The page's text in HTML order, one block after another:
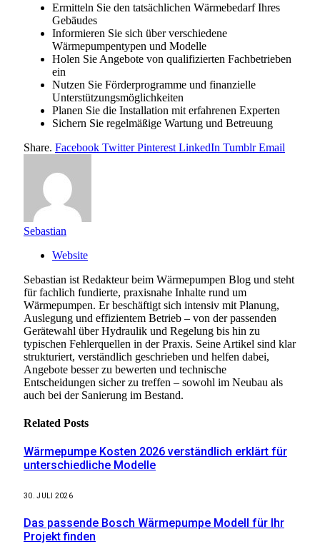
Ermitteln Sie den tatsächlichen Wärmebedarf Ihres
Gebäudes
Informieren Sie sich über verschiedene
Wärmepumpentypen und Modelle
Holen Sie Angebote von qualifizierten Fachbetrieben
ein
Nutzen Sie Förderprogramme und finanzielle
Unterstützungsmöglichkeiten
Planen Sie die Installation mit erfahrenen Experten
Sichern Sie regelmäßige Wartung und Betreuung
Share. Facebook Twitter Pinterest LinkedIn Tumblr Email
Sebastian
Website
Sebastian ist Redakteur beim Wärmepumpen Blog und steht
für fachlich fundierte, praxisnahe Inhalte rund um
Wärmepumpen. Er beschäftigt sich intensiv mit Planung,
Auslegung und effizientem Betrieb – von der passenden
Gerätewahl über Hydraulik und Regelung bis hin zu
typischen Fehlerquellen in der Praxis. Seine Artikel sind klar
strukturiert, verständlich geschrieben und helfen dabei,
Angebote besser zu bewerten und technische
Entscheidungen sicher zu treffen – sowohl im Neubau als
auch bei der Sanierung im Bestand.
Related Posts
Wärmepumpe Kosten 2026 verständlich erklärt für
unterschiedliche Modelle
30. JULI 2026
Das passende Bosch Wärmepumpe Modell für Ihr
Projekt finden